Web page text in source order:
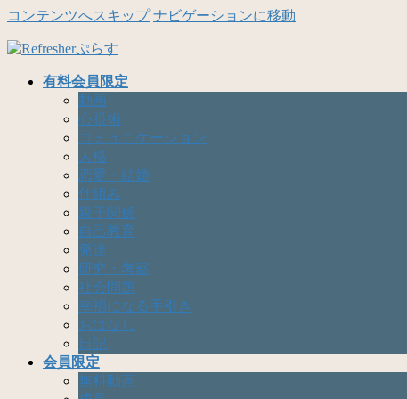
コンテンツへスキップ ナビゲーションに移動
有料会員限定
動画
心眼術
コミュニケーション
人格
恋愛・結婚
仕組み
親子関係
自己教育
発達
研究・考察
社会問題
幸福になる手引き
おはなし
日記
会員限定
無料動画